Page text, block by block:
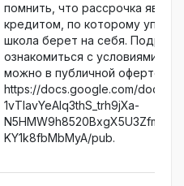
помнить, что рассрочка
кредитом, по которому
школа берет на себя.
ознакомиться с условиями
можно в публичной оферте по
https://docs.google.com/
1vTlavYeAIq3thS_trh9jXa-
KY1k8fbMbMyA/pub.